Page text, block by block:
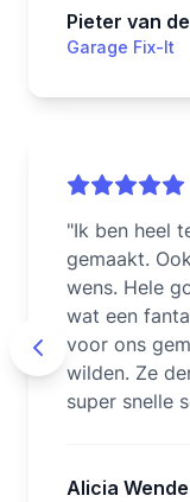
Pieter van
Garage Fix-It
"Ik ben heel
gemaakt.
wens. Hele
wat een
voor ons
wilden. Ze
super snelle
Alicia